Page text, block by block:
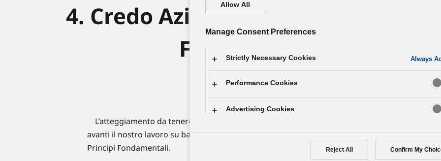
4. Credo Aziendale e Nostri Principi
Fondamentali
L’atteggiamento da tenere in quanto dipendenti del Gruppo Panasonic nel portare
avanti il nostro lavoro su base quotidiana è descritto nel Credo Aziendale e nei Nostro
Principi Fondamentali.
Allow All
Manage Consent Preferences
Strictly Necessary Cookies Always
Performance Cookies
Advertising Cookies
Reject All Confirm My